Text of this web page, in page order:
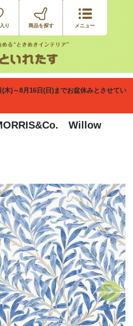
り
木)～8月16日(日)までお盆休みとさせてい
Willow